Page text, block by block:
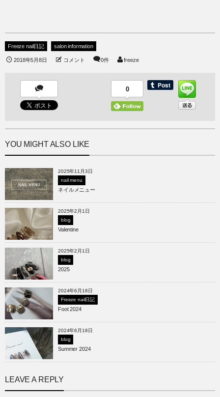
Freeze nail日記 salon information
2018年5月8日 コメント 0件 freeze
0
YOU MIGHT ALSO LIKE
2025年11月3日
nail menu
ネイルメニュー
2025年2月1日
blog
Valentine
2025年2月1日
blog
2025
2024年6月18日
Freeze nail日記
Foot 2024
2024年6月18日
blog
Summer 2024
LEAVE A REPLY